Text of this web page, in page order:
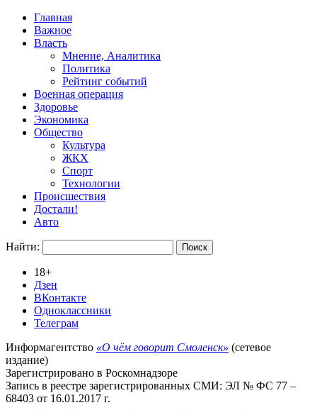
Главная
Важное
Власть
Мнение, Аналитика
Политика
Рейтинг событий
Военная операция
Здоровье
Экономика
Общество
Культура
ЖКХ
Спорт
Технологии
Происшествия
Достали!
Авто
Найти:
18+
Дзен
ВКонтакте
Одноклассники
Телеграм
Информагентство «О чём говорит Смоленск» (сетевое
издание)
Зарегистрировано в Роскомнадзоре
Запись в реестре зарегистрированных СМИ: ЭЛ № ФС 77 –
68403 от 16.01.2017 г.